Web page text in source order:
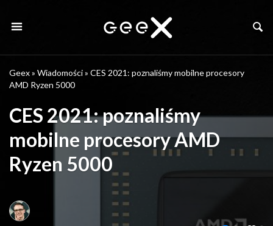
Geex» Wiadomości» CES 2021: poznaliśmy mobilne procesory
AMD Ryzen 5000
CES 2021: poznaliśmy
mobilne procesory AMD
Ryzen 5000